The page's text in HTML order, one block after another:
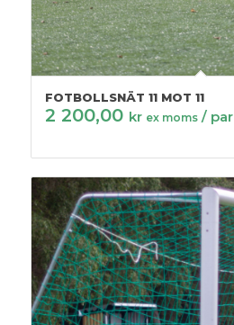
FOTBOLLSNÄT 11 MOT 11
2 200,00 kr ex moms / par